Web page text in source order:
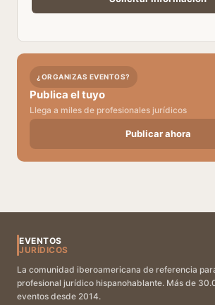
¿ORGANIZAS EVENTOS?
Publica el tuyo
Llega a miles de profesionales jurídicos
Publicar ahora
EVENTOS
JURÍDICOS
La comunidad iberoamericana de referencia
profesional jurídico hispanohablante. Más de
eventos desde 2014.